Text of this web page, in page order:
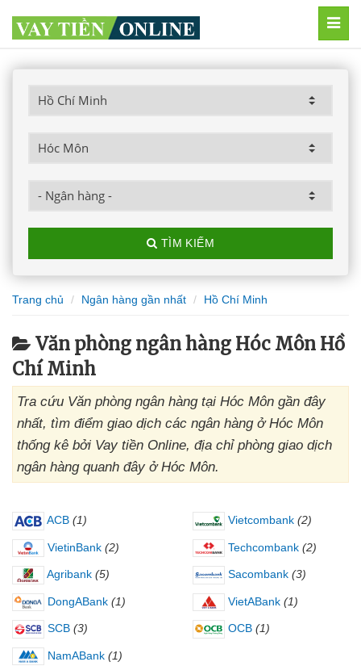
TÌM KIẾM
Trang chủ Ngân hàng gần nhất Hồ Chí Minh
Văn phòng ngân hàng Hóc Môn Hồ
Chí Minh
Tra cứu Văn phòng ngân hàng tại Hóc Môn gần đây
nhất, tìm điểm giao dịch các ngân hàng ở Hóc Môn
thống kê bởi Vay tiền Online, địa chỉ phòng giao dịch
ngân hàng quanh đây ở Hóc Môn.
ACB (1) Vietcombank (2)
VietinBank (2) Techcombank (2)
Agribank (5) Sacombank (3)
DongABank (1) VietABank (1)
SCB (3) OCB (1)
NamABank (1)